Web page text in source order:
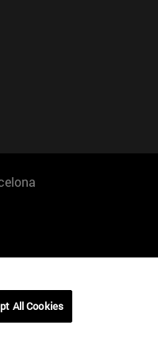
All Cookies